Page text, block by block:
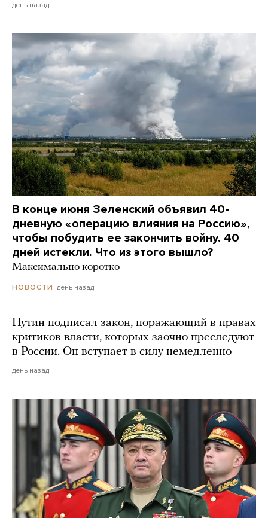
день назад
В конце июня Зеленский объявил 40-
дневную «операцию влияния на Россию»,
чтобы побудить ее закончить войну. 40
дней истекли. Что из этого вышло?
Максимально коротко
НОВОСТИ день назад
Путин подписал закон, поражающий в правах
критиков власти, которых заочно преследуют
в России. Он вступает в силу немедленно
день назад